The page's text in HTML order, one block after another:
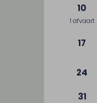
10
1 afvaart
17
24
31